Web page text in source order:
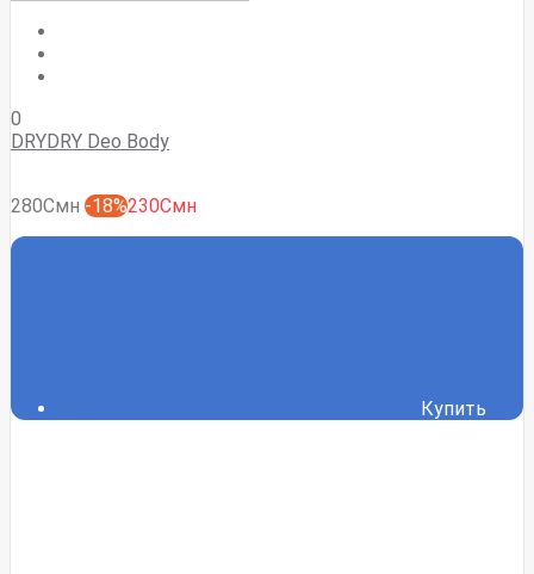
0
DRYDRY Deo Body
280Смн -18%230Смн
Купить